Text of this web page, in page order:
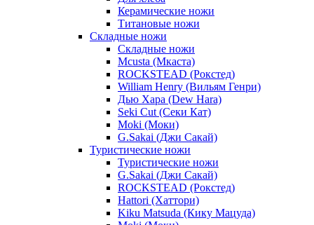
Керамические ножи
Титановые ножи
Складные ножи
Складные ножи
Mcusta (Мкаста)
ROCKSTEAD (Рокстед)
William Henry (Вильям Генри)
Дью Хара (Dew Hara)
Seki Cut (Секи Кат)
Moki (Моки)
G.Sakai (Джи Сакай)
Туристические ножи
Туристические ножи
G.Sakai (Джи Сакай)
ROCKSTEAD (Рокстед)
Hattori (Хаттори)
Kiku Matsuda (Кику Мацуда)